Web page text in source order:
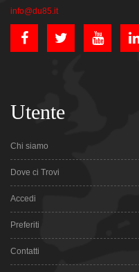
info@du85.it
Utente
Chi siamo
Dove ci Trovi
Accedi
Preferiti
Contatti